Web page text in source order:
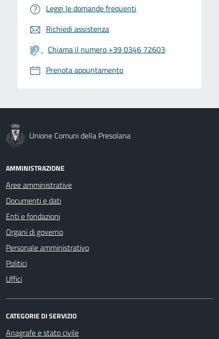
Leggi le domande frequenti
Richiedi assistenza
Chiama il numero +39 0346 72603
Prenota appuntamento
Unione Comuni della Presolana
AMMINISTRAZIONE
Aree amministrative
Documenti e dati
Enti e fondazioni
Organi di governo
Personale amministrativo
Politici
Uffici
CATEGORIE DI SERVIZIO
Anagrafe e stato civile